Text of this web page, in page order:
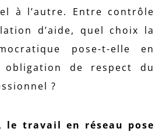
à l’autre. Entre contrôle
d’aide, quel choix la
pose-t-elle en
obligation de respect du
?
le travail en réseau pose